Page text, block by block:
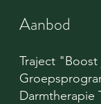
Aanbod
Traject
Darmtherapie